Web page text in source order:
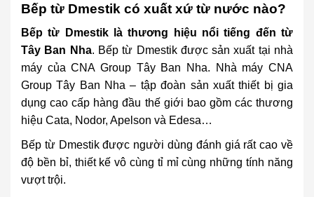
Bếp từ Dmestik có xuất xứ từ nước nào?
Bếp từ Dmestik là thương hiệu nổi tiếng đến từ
Tây Ban Nha. Bếp từ Dmestik được sản xuất tại nhà
máy của CNA Group Tây Ban Nha. Nhà máy CNA
Group Tây Ban Nha – tập đoàn sản xuất thiết bị gia
dụng cao cấp hàng đầu thế giới bao gồm các thương
hiệu Cata, Nodor, Apelson và Edesa…
Bếp từ Dmestik được người dùng đánh giá rất cao về
độ bền bỉ, thiết kế vô cùng tỉ mỉ cùng những tính năng
vượt trội.